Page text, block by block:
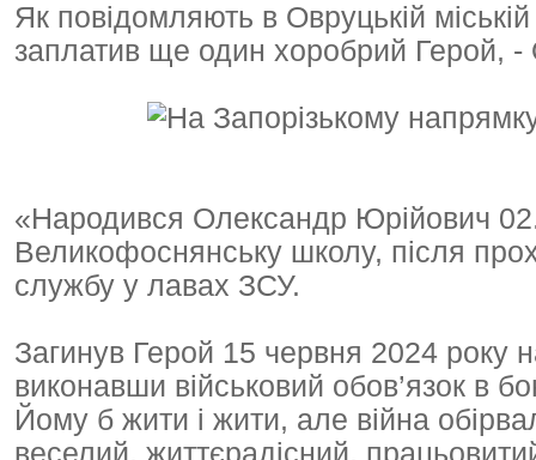
Як повідомляють в Овруцькій
заплатив ще один хоробрий
«Народився Олександр Юрійович
Великофоснянську школу, після
службу у лавах ЗСУ.
Загинув Герой 15 червня 2024 року
виконавши військовий обов’язок в
Йому б жити і жити, але війна
веселий, життєрадісний,